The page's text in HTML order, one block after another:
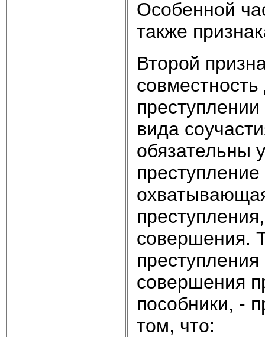
Особенной
также
Второй
вида
обязательны
совершения.
совершения
пособники, -
том, что: